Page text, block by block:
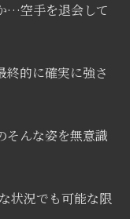
…空手を退会して
終的に確実に強さ
そんな姿を無意識
状況でも可能な限